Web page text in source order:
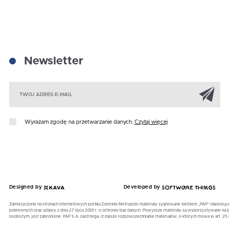
Newsletter
Wyrażam zgodę na przetwarzanie danych. Czytaj więcej
Designed by Developed by
Zamieszczone na stronach internetowych portalu Dziennik Metropolii materiały sygnowane skrótem „PAP”
pokrewnych oraz ustawy z dnia 27 lipca 2001 r. o ochronie baz danych. Powyższe materiały są
osobistym, jest zabronione. PAP S.A. zastrzega, iż dalsze rozpowszechnianie materiałów, o których mowa w art.